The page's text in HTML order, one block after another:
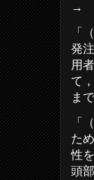
→
「
発
用
て
ま
「
た
性
頭